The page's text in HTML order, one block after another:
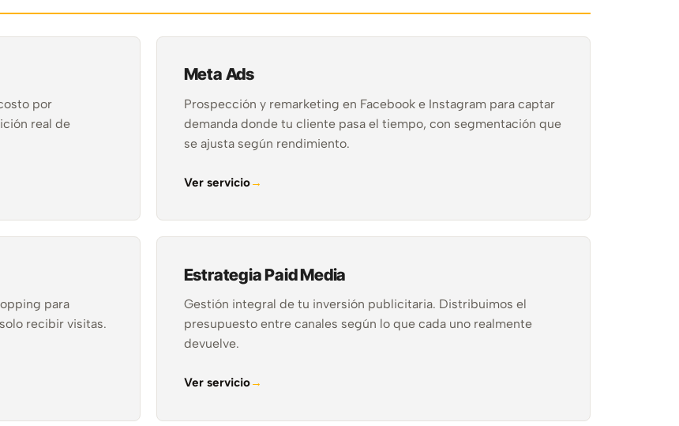
por
real de
Meta Ads
Prospección y remarketing en Facebook e Instagram para captar
demanda donde tu cliente pasa el tiempo, con segmentación que
se ajusta según rendimiento.
Ver servicio
para
recibir visitas.
Estrategia Paid Media
Gestión integral de tu inversión publicitaria. Distribuimos el
presupuesto entre canales según lo que cada uno realmente
devuelve.
Ver servicio